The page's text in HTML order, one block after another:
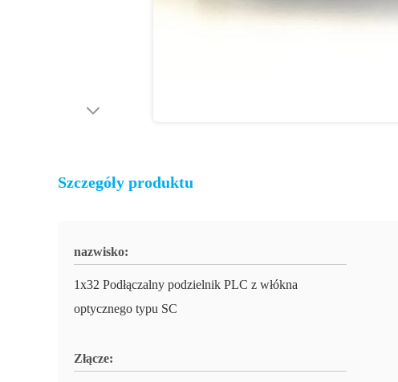
Szczegóły produktu
nazwisko:
1x32 Podłączalny podzielnik PLC z włókna
optycznego typu SC
Złącze: